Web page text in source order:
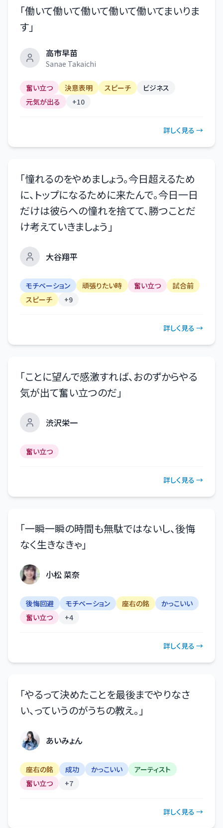
「働いて働いて働いて働いて働いてまいりま
す」
高市早苗
Sanae Takaichi
奮い立つ 決意表明 スピーチ
ビジネス
元気が出る
+10
詳しく見る →
「憧れるのをやめましょう。今日超えるため
に、トップになるために来たんで。今日一日
だけは彼らへの憧れを捨てて、勝つことだ
け考えていきましょう 」
大谷翔平
モチベーション 頑張りたい時 奮い立つ
試合前
スピーチ
+9
詳しく見る →
「ことに望んで感激すれば、おのずからやる
気が出て奮い立つのだ 」
渋沢栄一
奮い立つ
詳しく見る →
「一瞬一瞬の時間も無駄ではないし、後悔
なく生きなきゃ」
小松 菜奈
後悔回避 モチベーション 座右の銘
かっこいい
奮い立つ
+4
詳しく見る →
「やるって決めたことを最後までやりなさ
い、っていうのがうちの教え。 」
あいみょん
座右の銘 成功 かっこいい
アーティスト
奮い立つ
+7
詳しく見る →